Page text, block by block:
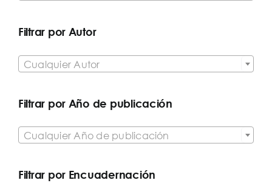
Filtrar por Autor
Cualquier Autor
Filtrar por Año de publicación
Cualquier Año de publicación
Filtrar por Encuadernación